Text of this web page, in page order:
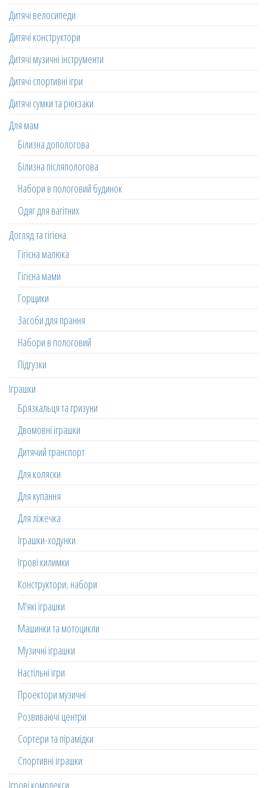
Дитячі велосипеди
Дитячі конструктори
Дитячі музичні інструменти
Дитячі спортивні ігри
Дитячі сумки та рюкзаки
Для мам
Білизна допологова
Білизна післяпологова
Набори в пологовий будинок
Одяг для вагітних
Догляд та гігієна
Гігієна малюка
Гігієна мами
Горщики
Засоби для прання
Набори в пологовий
Підгузки
Іграшки
Брязкальця та гризуни
Двомовні іграшки
Дитячий транспорт
Для коляски
Для купання
Для ліжечка
Іграшки-ходунки
Ігрові килимки
Конструктори, набори
М'які іграшки
Машинки та мотоцикли
Музичні іграшки
Настільні ігри
Проектори музичні
Розвиваючі центри
Сортери та пірамідки
Спортивні іграшки